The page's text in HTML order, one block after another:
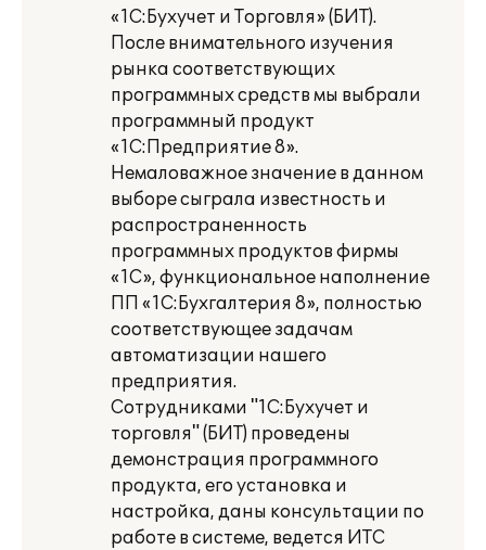
«1С:Бухучет и Торговля» (БИТ).
После внимательного изучения
рынка соответствующих
программных средств мы выбрали
программный продукт
«1С:Предприятие 8».
Немаловажное значение в данном
выборе сыграла известность и
распространенность
программных продуктов фирмы
«1С», функциональное наполнение
ПП «1С:Бухгалтерия 8», полностью
соответствующее задачам
автоматизации нашего
предприятия.
Сотрудниками "1С:Бухучет и
торговля" (БИТ) проведены
демонстрация программного
продукта, его установка и
настройка, даны консультации по
работе в системе, ведется ИТС